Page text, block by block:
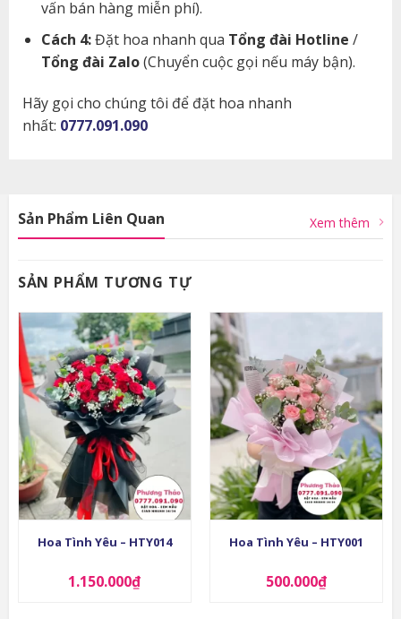
vấn bán hàng miễn phí).
Cách 4:Đặt hoa nhanh qua Tổng đài Hotline /
Tổng đài Zalo(Chuyển cuộc gọi nếu máy bận).
Hãy gọi cho chúng tôi để đặt hoa nhanh
nhất: 0777.091.090
Sản Phẩm Liên Quan Xem thêm
SẢN PHẨM TƯƠNG TỰ
Hoa Tình Yêu – HTY014
1.150.000₫
Hoa Tình Yêu – HTY001
500.000₫